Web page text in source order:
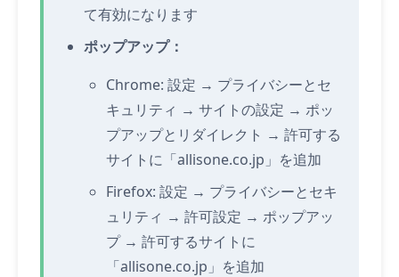
て有効になります
ポップアップ：
Chrome: 設定 → プライバシーとセ
キュリティ → サイトの設定 → ポッ
プアップとリダイレクト → 許可する
サイトに「allisone.co.jp」を追加
Firefox: 設定 → プライバシーとセキ
ュリティ → 許可設定 → ポップアッ
プ → 許可するサイトに
「allisone.co.jp」を追加